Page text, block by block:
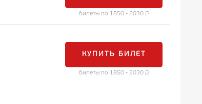
билеты по 1850 - 2030
КУПИТЬ БИЛЕТ
билеты по 1850 - 2030